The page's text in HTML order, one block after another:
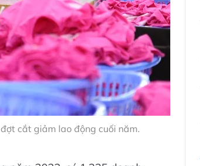
cắt giảm lao động cuối năm.